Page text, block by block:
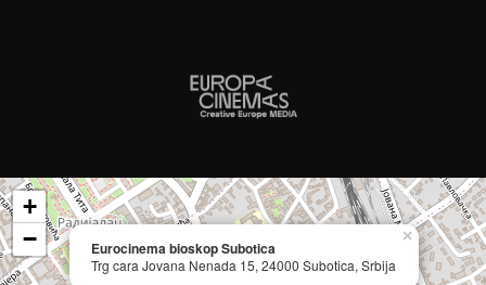
Eurocinema bioskop Subotica
Trg cara Jovana Nenada 15, 24000 Subotica, Srbija
×
+
−